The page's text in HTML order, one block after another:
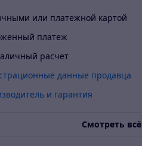
или платежной картой
платеж
расчет
данные продавца
и гарантия
Смотреть всё